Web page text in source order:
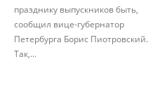
празднику выпускников быть,
сообщил вице-губернатор
Петербурга Борис Пиотровский.
Так,...